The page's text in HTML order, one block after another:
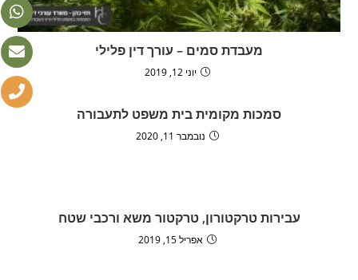
מעבדת סמים – עורך דין פלילי
יוני 12, 2019
סמכות מקומית בית משפט לתעבורה
נובמבר 11, 2020
עבירות טרקטורון, טרקטור משא ורכבי שטח
אפריל 15, 2019